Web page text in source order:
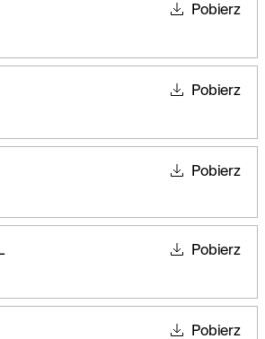
Pobierz
Pobierz
Pobierz
Pobierz
Pobierz